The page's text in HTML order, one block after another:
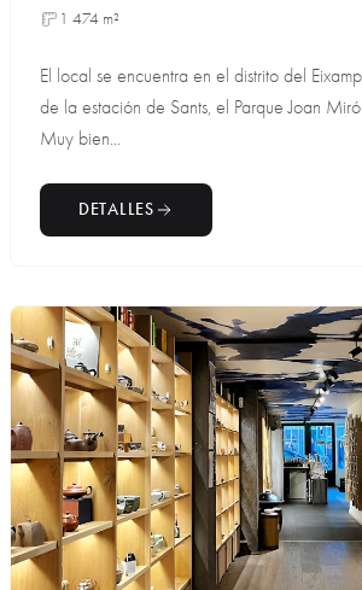
1 474 m²
El local se encuentra en el distrito del
de la estación de Sants, el Parque Joan
Muy bien...
DETALLES